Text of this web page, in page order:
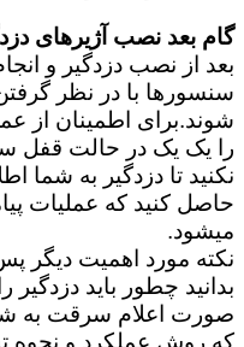
گام بعد نصب آژیرهای
بعد از نصب دزدگیر و
سنسورها با در نظر
شوند.برای اطمینان از
را یک یک در حالت قفل
نکنید تا دزدگیر به شما
حاصل کنید که عملیات
میشود.
نکته مورد اهمیت دیگر
بدانید چطور باید دزدگیر
صورت اعلام سرقت به
که روش عملکرد و